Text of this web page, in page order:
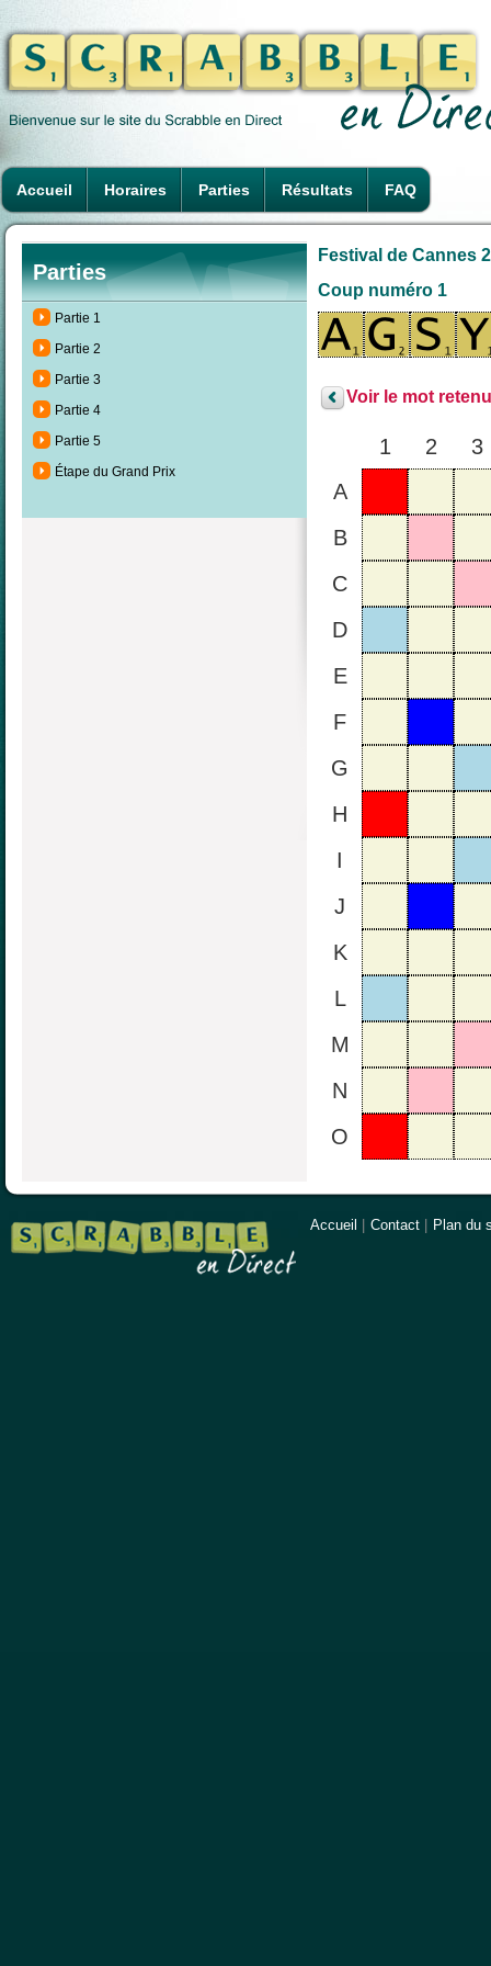
Accueil Horaires Parties Résultats FAQ
Parties
Partie 1
Partie 2
Partie 3
Partie 4
Partie 5
Étape du Grand Prix
Festival de Cannes
Coup numéro 1
Voir le mot
1 2
3
A
B
C
D
E
F
G
H
I
J
K
L
M
N
O
Accueil Contact Plan du